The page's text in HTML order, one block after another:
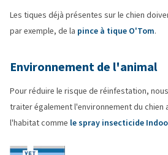
Les tiques déjà présentes sur le chien
par exemple, de la pince à tique O'Tom.
Environnement de l'animal
Pour réduire le risque de réinfestation,
traiter également l'environnement du chien
l'habitat comme le spray insecticide